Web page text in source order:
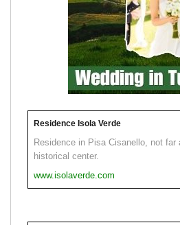
Residence Isola Verde
Residence in Pisa Cisanello, not
historical center.
www.isolaverde.com